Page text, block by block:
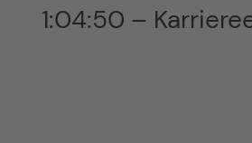
1:04:50 –